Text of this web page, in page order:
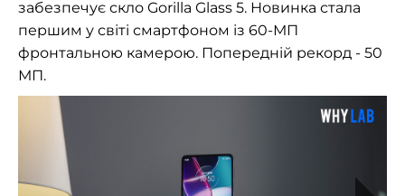
забезпечує скло Gorilla Glass 5. Новинка стала
першим у світі смартфоном із 60-МП
фронтальною камерою. Попередній рекорд - 50
МП.